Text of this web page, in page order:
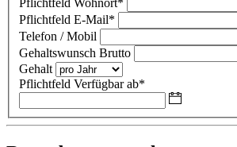
Pflichtfeld Wohnort*
Pflichtfeld E-Mail*
Telefon / Mobil
Gehaltswunsch Brutto
Gehalt
Pflichtfeld Verfügbar ab*